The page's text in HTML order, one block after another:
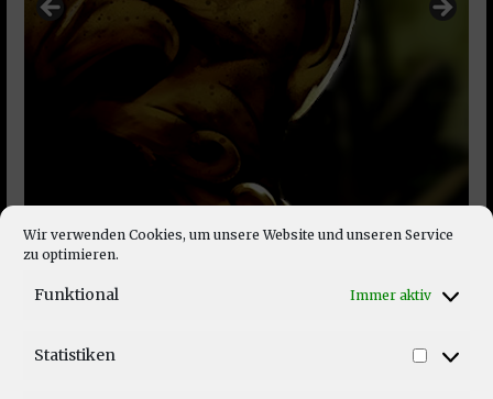
Wir verwenden Cookies, um unsere Website und unseren Service
zu optimieren.
Funktional Immer aktiv
Statistiken